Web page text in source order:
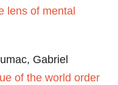
lens of mental
Gabriel
of the world order